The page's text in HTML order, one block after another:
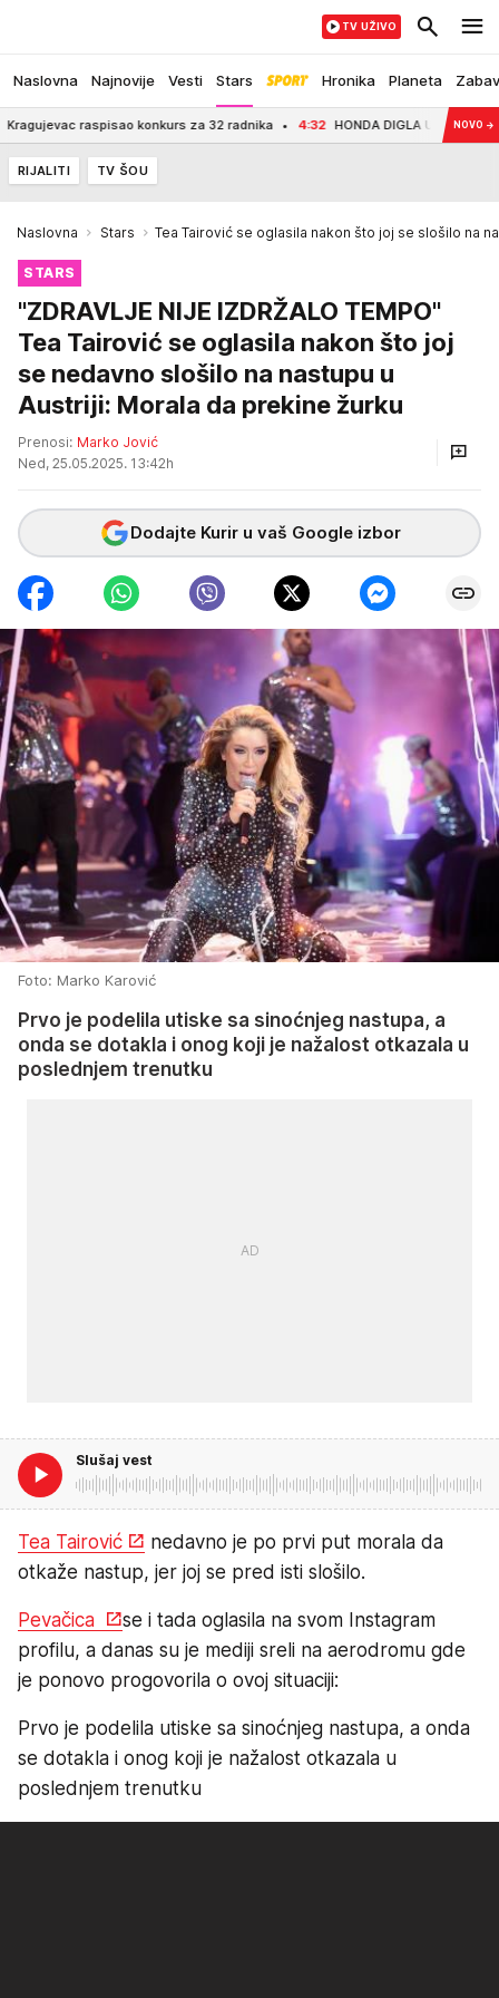
Naslovna Najnovije Vesti Stars Hronika Planeta
TV UŽIVO
raspisao konkurs za 32 radnika 4:32 HONDA DIGLA UZBUNU!NOVO →
RIJALITI TV ŠOU
Naslovna Stars Tea Tairović se oglasila nakon što joj se slošilo na
STARS
"ZDRAVLJE NIJE IZDRŽALO TEMPO"
Tea Tairović se oglasila nakon što joj
se nedavno slošilo na nastupu u
Austriji: Morala da prekine žurku
Prenosi: Marko Jović
Ned, 25.05.2025. 13:42h
Dodajte Kurir u vaš Google izbor
Foto: Маrko Karović
Prvo je podelila utiske sa sinoćnjeg nastupa, a
onda se dotakla i onog koji je nažalost otkazala u
poslednjem trenutku
Slušaj vest
Tea Tairović
nedavno je po prvi put morala da
otkaže nastup, jer joj se pred isti slošilo.
Pevačica
se i tada oglasila na svom Instagram
profilu, a danas su je mediji sreli na aerodromu gde
je ponovo progovorila o ovoj situaciji:
Prvo je podelila utiske sa sinoćnjeg nastupa, a onda
se dotakla i onog koji je nažalost otkazala u
poslednjem trenutku